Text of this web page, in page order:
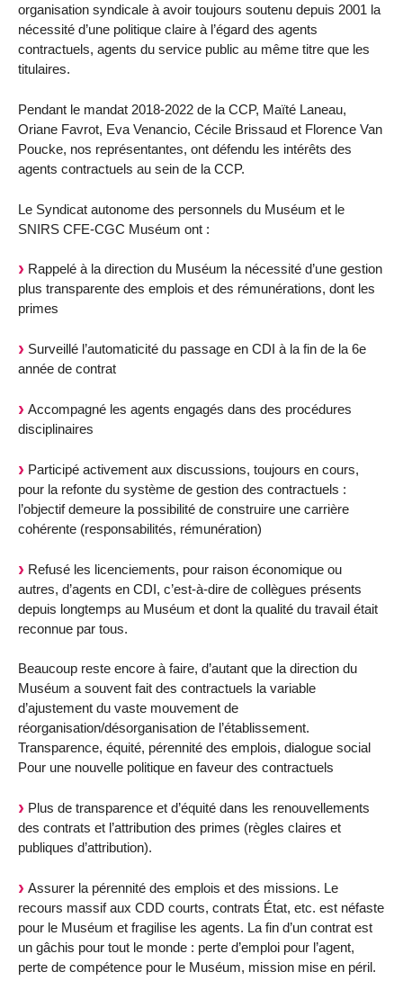
organisation syndicale à avoir toujours soutenu depuis 2001 la
nécessité d’une politique claire à l’égard des agents
contractuels, agents du service public au même titre que les
titulaires.
Pendant le mandat 2018-2022 de la CCP, Maïté Laneau,
Oriane Favrot, Eva Venancio, Cécile Brissaud et Florence Van
Poucke, nos représentantes, ont défendu les intérêts des
agents contractuels au sein de la CCP.
Le Syndicat autonome des personnels du Muséum et le
SNIRS CFE-CGC Muséum ont :
Rappelé à la direction du Muséum la nécessité d’une gestion
plus transparente des emplois et des rémunérations, dont les
primes
Surveillé l’automaticité du passage en CDI à la fin de la 6e
année de contrat
Accompagné les agents engagés dans des procédures
disciplinaires
Participé activement aux discussions, toujours en cours,
pour la refonte du système de gestion des contractuels :
l’objectif demeure la possibilité de construire une carrière
cohérente (responsabilités, rémunération)
Refusé les licenciements, pour raison économique ou
autres, d’agents en CDI, c’est-à-dire de collègues présents
depuis longtemps au Muséum et dont la qualité du travail était
reconnue par tous.
Beaucoup reste encore à faire, d’autant que la direction du
Muséum a souvent fait des contractuels la variable
d’ajustement du vaste mouvement de
réorganisation/désorganisation de l’établissement.
Transparence, équité, pérennité des emplois, dialogue social
Pour une nouvelle politique en faveur des contractuels
Plus de transparence et d’équité dans les renouvellements
des contrats et l’attribution des primes (règles claires et
publiques d’attribution).
Assurer la pérennité des emplois et des missions. Le
recours massif aux CDD courts, contrats État, etc. est néfaste
pour le Muséum et fragilise les agents. La fin d’un contrat est
un gâchis pour tout le monde : perte d’emploi pour l’agent,
perte de compétence pour le Muséum, mission mise en péril.